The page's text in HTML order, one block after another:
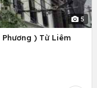
5
) Từ Liêm